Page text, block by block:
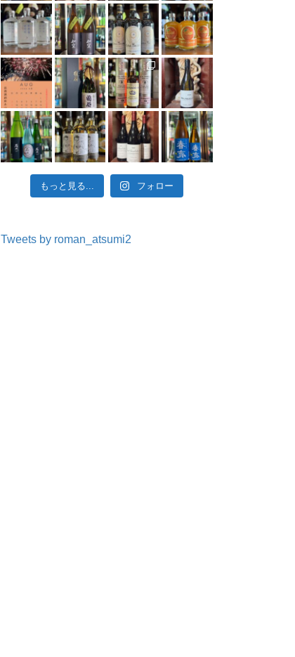
もっと見る... フォロー
Tweets by roman_atsumi2